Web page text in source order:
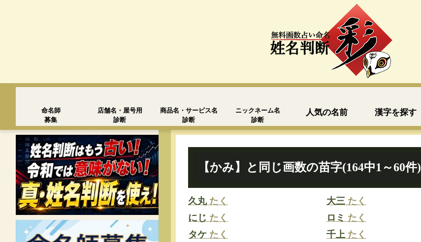
命名師
募集
店舗名・屋号用
診断
商品名・サービス名
診断
ニックネーム名
診断
人気の名前 漢字を探す
【かみ】と同じ画数の苗字(164中1～60件)
久丸たく 大三 たく
にじ たく ロミ たく
タケ たく 千上 たく